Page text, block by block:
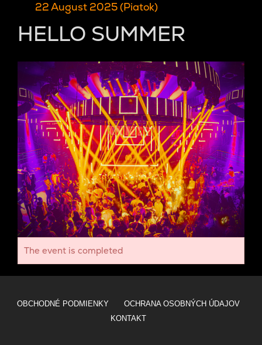
22 August 2025 (Piatok)
HELLO SUMMER
The event is completed
OBCHODNÉ PODMIENKY
OCHRANA OSOBNÝCH ÚDAJOV
KONTAKT